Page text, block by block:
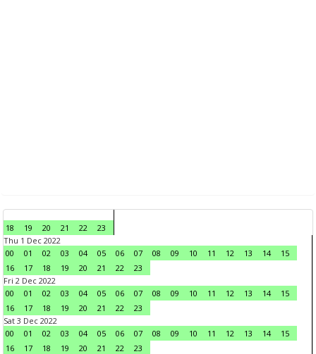
18 19 20 21 22
23
Thu 1 Dec 2022
00
01 02 03 04 05 06 07 08 09 10 11 12 13 14
15
16
17 18 19 20 21 22
23
Fri 2 Dec 2022
00
01 02 03 04 05 06 07 08 09 10 11 12 13 14
15
16
17 18 19 20 21 22
23
Sat 3 Dec 2022
00
01 02 03 04 05 06 07 08 09 10 11 12 13 14
15
16
17 18 19 20 21 22
23